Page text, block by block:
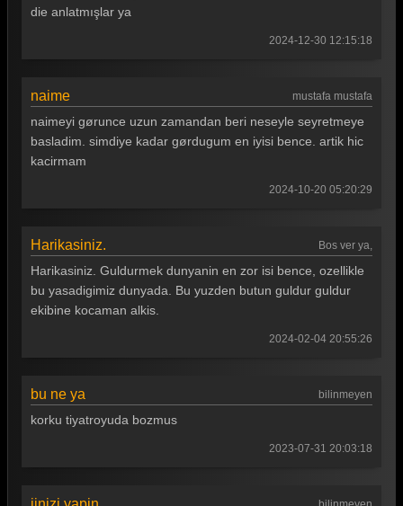
Güldür güldür 329. Bölüm
Güldür güldür 326. Bölüm
Güldür güldür 325. Bölüm
Güldür güldür 322. Bölüm
Güldür güldür 321. Bölüm
Güldür güldür 320. Bölüm
Güldür güldür 317. Bölüm
Güldür güldür 314. Bölüm
die anlatmışlar ya
2024-12-30 12:15:18
naime mustafa mustafa
naimeyi gørunce uzun zamandan beri neseyle seyretmeye
basladim. simdiye kadar gørdugum en iyisi bence. artik hic
kacirmam
2024-10-20 05:20:29
Harikasiniz. Bos ver ya,
Harikasiniz. Guldurmek dunyanin en zor isi bence, ozellikle
bu yasadigimiz dunyada. Bu yuzden butun guldur guldur
ekibine kocaman alkis.
2024-02-04 20:55:26
bu ne ya bilinmeyen
korku tiyatroyuda bozmus
2023-07-31 20:03:18